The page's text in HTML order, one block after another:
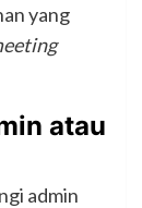
yang
atau
admin